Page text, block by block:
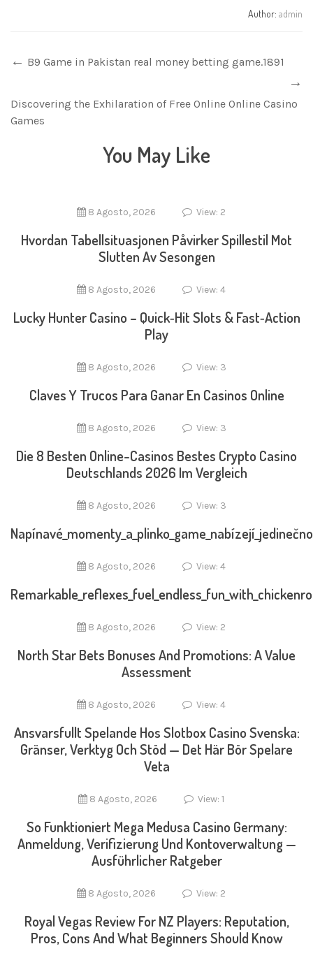
Author: admin
B9 Game in Pakistan real money betting game.1891
Discovering the Exhilaration of Free Online Online Casino
Games
You May Like
8 Agosto, 2026 View: 2
Hvordan Tabellsituasjonen Påvirker Spillestil Mot
Slutten Av Sesongen
8 Agosto, 2026 View: 4
Lucky Hunter Casino – Quick‑Hit Slots & Fast‑Action
Play
8 Agosto, 2026 View: 3
Claves Y Trucos Para Ganar En Casinos Online
8 Agosto, 2026 View: 3
Die 8 Besten Online-Casinos Bestes Crypto Casino
Deutschlands 2026 Im Vergleich
8 Agosto, 2026 View: 3
8 Agosto, 2026 View: 4
8 Agosto, 2026 View: 2
North Star Bets Bonuses And Promotions: A Value
Assessment
8 Agosto, 2026 View: 4
Ansvarsfullt Spelande Hos Slotbox Casino Svenska:
Gränser, Verktyg Och Stöd — Det Här Bör Spelare
Veta
8 Agosto, 2026 View: 1
So Funktioniert Mega Medusa Casino Germany:
Anmeldung, Verifizierung Und Kontoverwaltung —
Ausführlicher Ratgeber
8 Agosto, 2026 View: 2
Royal Vegas Review For NZ Players: Reputation,
Pros, Cons And What Beginners Should Know